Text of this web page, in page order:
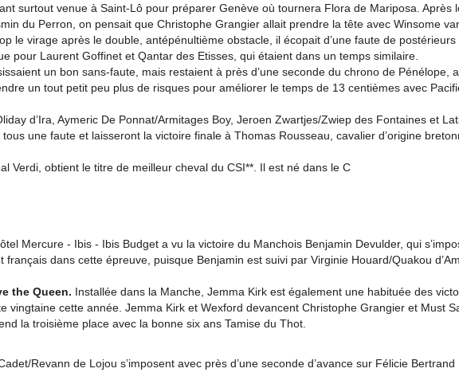
surtout venue à Saint-Lô pour préparer Genève où tournera Flora de Mariposa. Après
du Perron, on pensait que Christophe Grangier allait prendre la tête avec Winsome
le virage après le double, antépénultième obstacle, il écopait d’une faute de postérieurs
pour Laurent Goffinet et Qantar des Etisses, qui étaient dans un temps similaire.
un bon sans-faute, mais restaient à près d’une seconde du chrono de Pénélope,
un tout petit peu plus de risques pour améliorer le temps de 13 centièmes avec
d’Ira, Aymeric De Ponnat/Armitages Boy, Jeroen Zwartjes/Zwiep des Fontaines et
une faute et laisseront la victoire finale à Thomas Rousseau, cavalier d’origine
Verdi, obtient le titre de meilleur cheval du CSI**. Il est né dans le C
Mercure - Ibis - Ibis Budget a vu la victoire du Manchois Benjamin Devulder, qui
dans cette épreuve, puisque Benjamin est suivi par Virginie Houard/Quakou
the Queen. Installée dans la Manche, Jemma Kirk est également une habituée des
vingtaine cette année. Jemma Kirk et Wexford devancent Christophe Grangier et Must
la troisième place avec la bonne six ans Tamise du Thot.
Revann de Lojou s’imposent avec près d’une seconde d’avance sur Félicie Bertrand